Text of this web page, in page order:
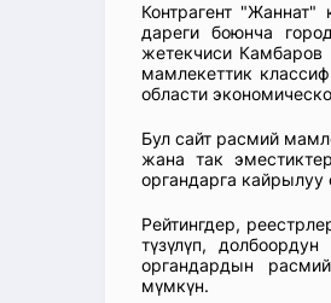
Контрагент
дареги боюнча
жетекчиси
мамлекеттик
области
Бул сайт расмий
жана так
органдарга кайрылуу
Рейтингдер,
түзүлүп,
органдардын
мүмкүн.